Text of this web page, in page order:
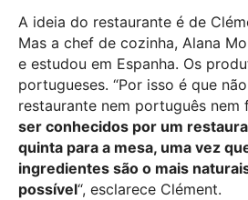
A ideia do restaurante é de
Mas a chef de cozinha, Alana
e estudou em Espanha. Os
portugueses. “Por isso é que
restaurante nem português nem
ser conhecidos por um
quinta para a mesa, uma vez
ingredientes são o mais
possível“, esclarece Clément.